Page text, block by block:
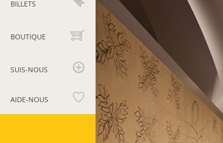
BILLETS
BOUTIQUE
SUIS-NOUS
AIDE-NOUS
contemporain